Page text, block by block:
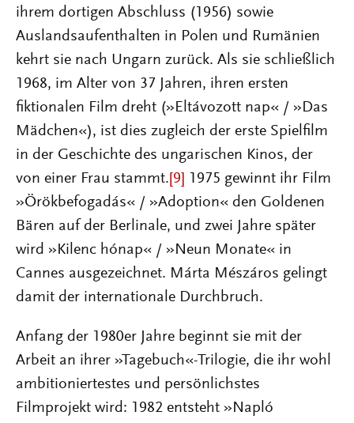
ihrem dortigen Abschluss (1956) sowie
Auslandsaufenthalten in Polen und Rumänien
kehrt sie nach Ungarn zurück. Als sie schließlich
1968, im Alter von 37 Jahren, ihren ersten
fiktionalen Film dreht (»Eltávozott nap« / »Das
Mädchen«), ist dies zugleich der erste Spielfilm
in der Geschichte des ungarischen Kinos, der
von einer Frau stammt. [9]
1975 gewinnt ihr Film
»Örökbefogadás« / »Adoption« den Goldenen
Bären auf der Berlinale, und zwei Jahre später
wird »Kilenc hónap« / »Neun Monate« in
Cannes ausgezeichnet. Márta Mészáros gelingt
damit der internationale Durchbruch.
Anfang der 1980er Jahre beginnt sie mit der
Arbeit an ihrer »Tagebuch«-Trilogie, die ihr wohl
ambitioniertestes und persönlichstes
Filmprojekt wird: 1982 entsteht »Napló